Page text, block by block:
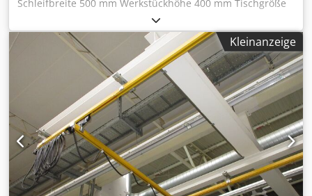
Schleifbreite 500 mm Werkstückhöhe 400 mm Tischgröße
800 x 400 mm Tischgeschwindigkeit 1 - 25 m/min
Quervorschub automatisch 0 - 60 mm/Hub Dedewgnz
Aopfx Alaock Schleifscheibenabmessungen 400 x 100 x 127
mm Schleifspindeldrehzahl 1400/2800 U/min
Gesamtleistungsbedarf 10 kW Spannung 380 V
Maschinengewicht ca. 6 t Maschine ist mit
Kühlmittelanlage, auto. Vertikalzustellung,
Abziehvorrichtung und Steinaufnahmen. Steuerung ist
altersbedingt unzuverlässig !
Kleinanzeige